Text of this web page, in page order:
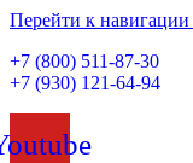
Перейти к навигации
+7 (800) 511-87-30
+7 (930) 121-64-94